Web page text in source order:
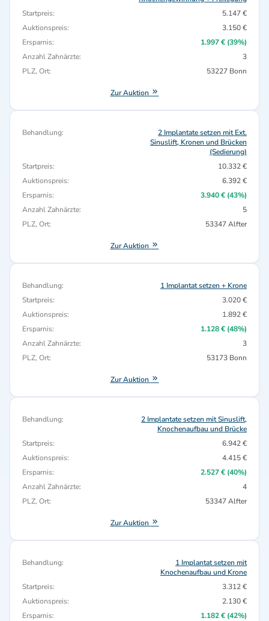
Startpreis:
5.147 €
Auktionspreis:
3.150 €
Ersparnis:
1.997 € (39%)
Anzahl Zahnärzte:
3
PLZ, Ort:
53227 Bonn
Zur Auktion
Behandlung:
2 Implantate setzen mit Ext.
Sinuslift, Kronen und Brücken
(Sedierung)
Startpreis:
10.332 €
Auktionspreis:
6.392 €
Ersparnis:
3.940 € (43%)
Anzahl Zahnärzte:
5
PLZ, Ort:
53347 Alfter
Zur Auktion
Behandlung:
1 Implantat setzen + Krone
Startpreis:
3.020 €
Auktionspreis:
1.892 €
Ersparnis:
1.128 € (48%)
Anzahl Zahnärzte:
3
PLZ, Ort:
53173 Bonn
Zur Auktion
Behandlung:
2 Implantate setzen mit Sinuslift,
Knochenaufbau und Brücke
Startpreis:
6.942 €
Auktionspreis:
4.415 €
Ersparnis:
2.527 € (40%)
Anzahl Zahnärzte:
4
PLZ, Ort:
53347 Alfter
Zur Auktion
Behandlung:
1 Implantat setzen mit
Knochenaufbau und Krone
Startpreis:
3.312 €
Auktionspreis:
2.130 €
Ersparnis:
1.182 € (42%)